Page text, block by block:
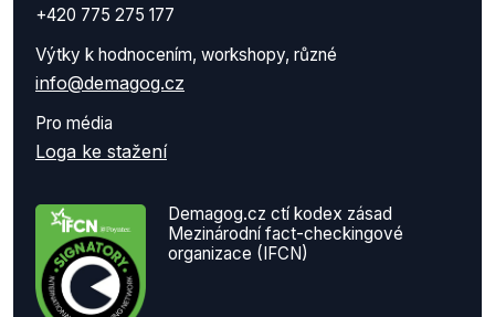
+420 775 275 177
Výtky k hodnocením, workshopy, různé
info@demagog.cz
Pro média
Loga ke stažení
Demagog.cz ctí kodex zásad
Mezinárodní fact-checkingové
organizace (IFCN)